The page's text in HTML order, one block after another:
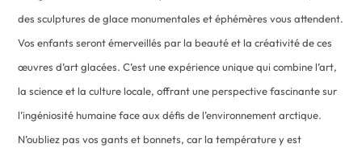
des sculptures de glace monumentales et éphémères vous attendent.
Vos enfants seront émerveillés par la beauté et la créativité de ces
œuvres d’art glacées. C’est une expérience unique qui combine l’art,
la science et la culture locale, offrant une perspective fascinante sur
l’ingéniosité humaine face aux défis de l’environnement arctique.
N’oubliez pas vos gants et bonnets, car la température y est